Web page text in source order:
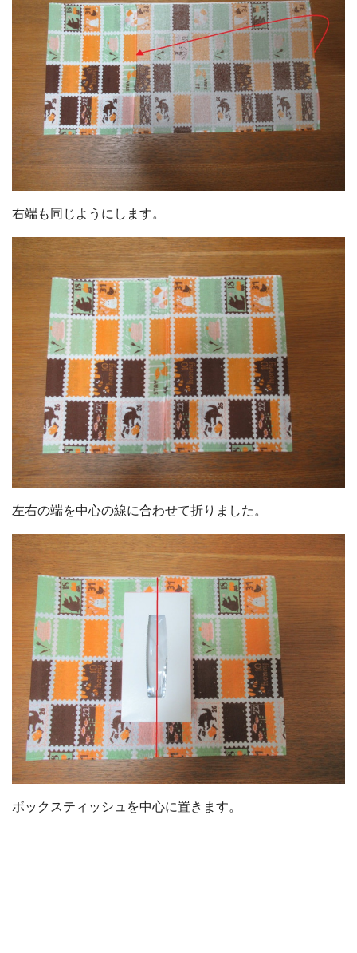
右端も同じようにします。
左右の端を中心の線に合わせて折りました。
ボックスティッシュを中心に置きます。